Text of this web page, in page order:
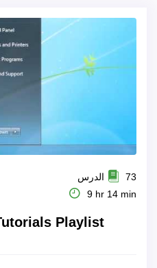
73 الدرس
9 hr 14 min
Playlist